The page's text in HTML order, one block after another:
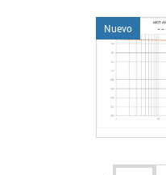
Nuevo